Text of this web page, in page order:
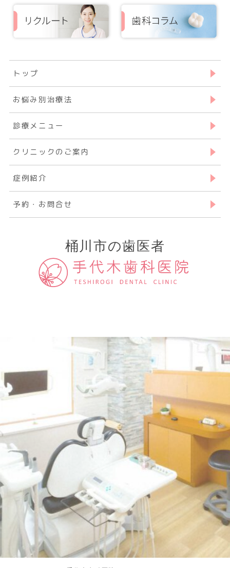
トップ
お悩み別治療法
診療メニュー
クリニックのご案内
症例紹介
予約・お問合せ
桶川市の歯医者